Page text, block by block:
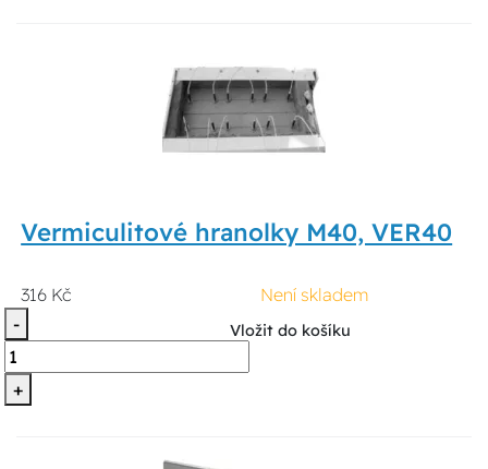
Vermiculitové hranolky M40, VER40
316 Kč
Není skladem
-
+
Vložit do košíku